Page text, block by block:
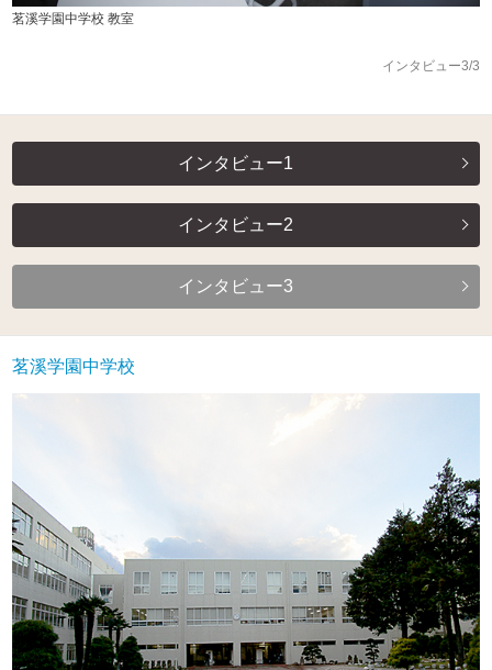
茗溪学園中学校 教室
インタビュー3/3
インタビュー1
インタビュー2
インタビュー3
茗溪学園中学校